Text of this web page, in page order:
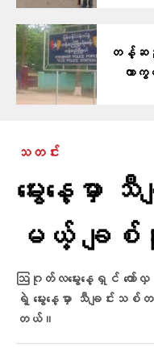
တန့်ဆ
ကာ
သတင်း
မွေးနေ့မှာ
မယ့် ချစ်
ဩဂုတ်လမွေးနေ့ရှင် တေ
ရဲ့ မွေးနေ့မှာ သီချင်းသ
တယ်။